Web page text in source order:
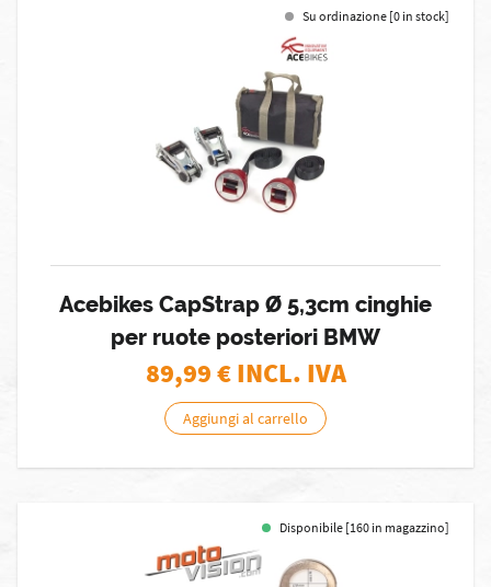
Su ordinazione [0 in stock]
Acebikes CapStrap Ø 5,3cm cinghie
per ruote posteriori BMW
89,99€ INCL. IVA
Aggiungi al carrello
Disponibile [160 in magazzino]